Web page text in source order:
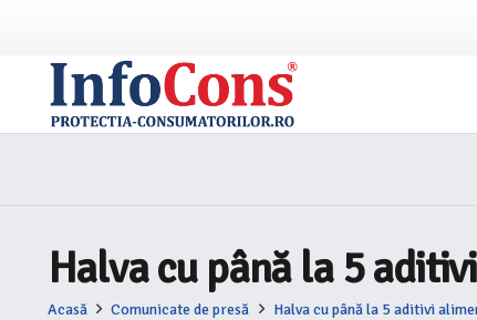
Halva cu până la 5
Acasă Comunicate de presă Halva cu până la 5 aditivi